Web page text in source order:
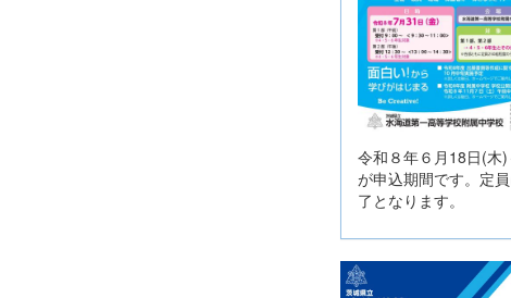
令和８年６月18日(木
が申込期間です。定
了となります。